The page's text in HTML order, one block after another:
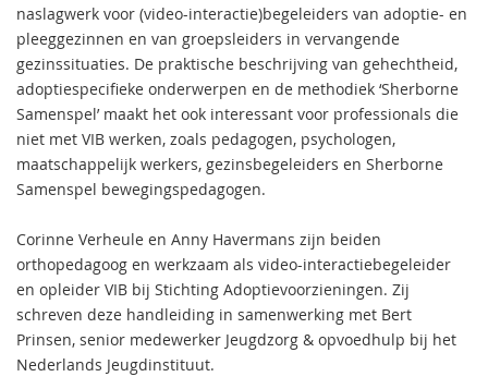
naslagwerk voor (video-interactie)begeleiders van adoptie- en
pleeggezinnen en van groepsleiders in vervangende
gezinssituaties. De praktische beschrijving van gehechtheid,
adoptiespecifieke onderwerpen en de methodiek ‘Sherborne
Samenspel’ maakt het ook interessant voor professionals die
niet met VIB werken, zoals pedagogen, psychologen,
maatschappelijk werkers, gezinsbegeleiders en Sherborne
Samenspel bewegingspedagogen.
Corinne Verheule en Anny Havermans zijn beiden
orthopedagoog en werkzaam als video-interactiebegeleider
en opleider VIB bij Stichting Adoptievoorzieningen. Zij
schreven deze handleiding in samenwerking met Bert
Prinsen, senior medewerker Jeugdzorg & opvoedhulp bij het
Nederlands Jeugdinstituut.